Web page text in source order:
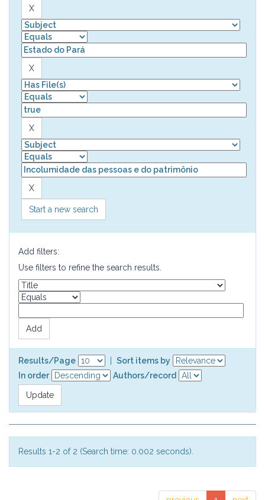
Start a new search
Add filters:
Use filters to refine the search results.
Results/Page
Sort items by
In order
Authors/record
Results 1-2 of 2 (Search time: 0.002 seconds).